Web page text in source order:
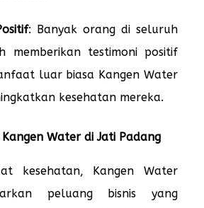
: Banyak orang di seluruh
memberikan testimoni positif
luar biasa Kangen Water
kesehatan mereka.
Kangen Water di Jati Padang
kesehatan, Kangen Water
peluang bisnis yang